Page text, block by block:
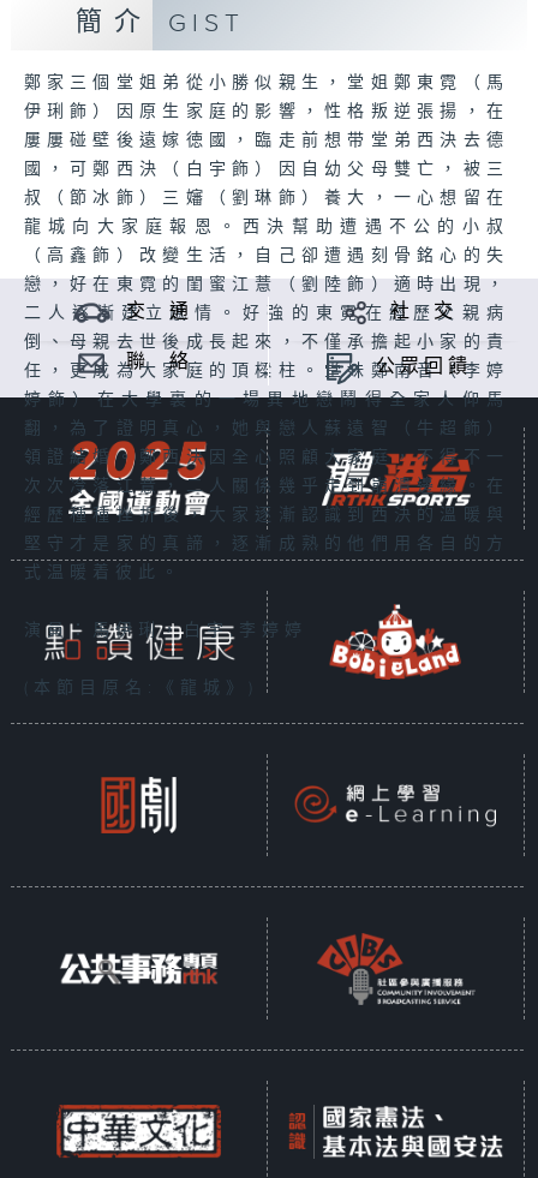
簡介 GIST
鄭家三個堂姐弟從小勝似親生，堂姐鄭東霓（馬
伊琍飾）因原生家庭的影響，性格叛逆張揚，在
屢屢碰壁後遠嫁徳國，臨走前想带堂弟西決去德
國，可鄭西決（白宇飾）因自幼父母雙亡，被三
叔（節冰飾）三嬸（劉琳飾）養大，一心想留在
龍城向大家庭報恩。西決幫助遭遇不公的小叔
（高鑫飾）改變生活，自己卻遭遇刻骨銘心的失
戀，好在東霓的閨蜜江薏（劉陸飾）適時出現，
二人逐漸建立感情。好強的東霓在經歷父親病
倒、母親去世後成長起來，不僅承擔起小家的責
任，更成為大家庭的頂樑柱。堂妹鄭南音（李婷
婷飾）在大學裏的一場異地戀鬧得全家人仰馬
翻，為了證明真心，她與戀人蘇遠智（牛超飾）
領證結婚。鄭西決因全心照顧大家庭，不得不一
次次冷落江薏，二人關係幾乎走到崩潰邊緣。在
經歷種種挫折後，大家逐漸認識到西決的溫暖與
堅守才是家的真諦，逐漸成熟的他們用各自的方
式温暖着彼此。
演員：馬伊琍，白宇,李婷婷
(本節目原名:《龍城》)
交 通 社 交
聯 絡 公眾回饋